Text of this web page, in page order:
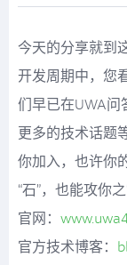
今天的分享就到
开发周期中，您
们早已在UWA问
更多的技术话题
你加入，也许你
“石”，也能攻你之
官网：
官方技术博客：